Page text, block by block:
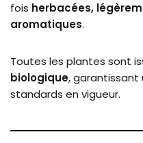
fois herbacées,
aromatiques.
Toutes les plantes sont
biologique,garantissant
standards en vigueur.